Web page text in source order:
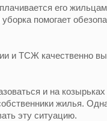
его
помогает
и ТСЖ качественно
и на
жилья.
эту ситуацию.